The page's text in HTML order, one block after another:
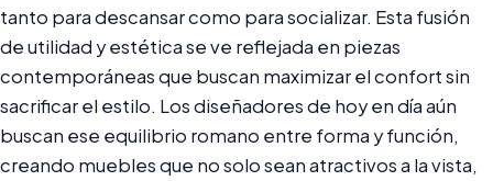
tanto para descansar como para socializar. Esta fusión
de utilidad y estética se ve reflejada en piezas
contemporáneas que buscan maximizar el confort sin
sacrificar el estilo. Los diseñadores de hoy en día aún
buscan ese equilibrio romano entre forma y función,
creando muebles que no solo sean atractivos a la vista,